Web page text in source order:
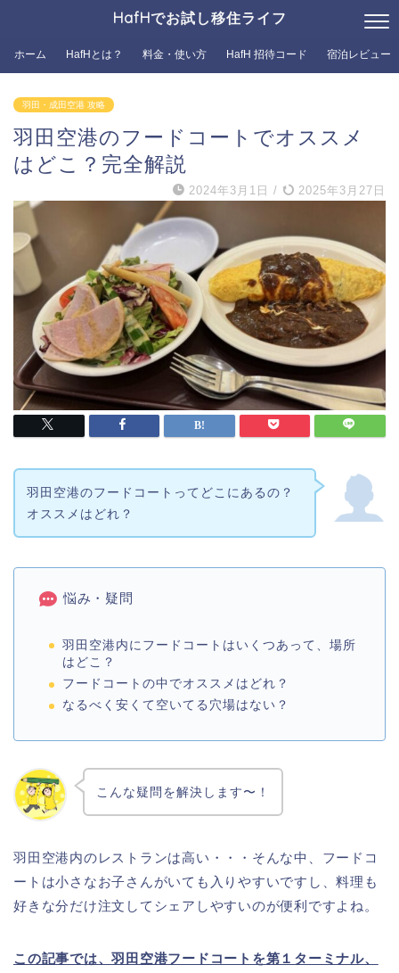
HafHでお試し移住ライフ
ホーム HafHとは？ 料金・使い方 HafH 招待コード 宿泊レビュー
羽田・成田空港 攻略
羽田空港のフードコートでオススメ
はどこ？完全解説
2024年3月1日 / 2025年3月27日
羽田空港のフードコートってどこにあるの？
オススメはどれ？
悩み・疑問
羽田空港内にフードコートはいくつあって、場所
はどこ？
フードコートの中でオススメはどれ？
なるべく安くて空いてる穴場はない？
こんな疑問を解決します〜！
羽田空港内のレストランは高い・・・そんな中、フードコ
ートは小さなお子さんがいても入りやすいですし、料理も
好きな分だけ注文してシェアしやすいのが便利ですよね。
この記事では、羽田空港フードコートを第１ターミナル、